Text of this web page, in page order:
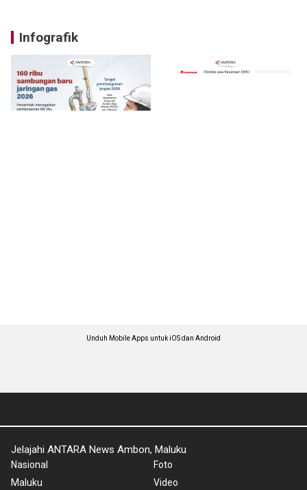
Infografik
Unduh Mobile Apps untuk iOS dan Android
Jelajahi ANTARA News Ambon, Maluku
Nasional
Maluku
Foto
Video